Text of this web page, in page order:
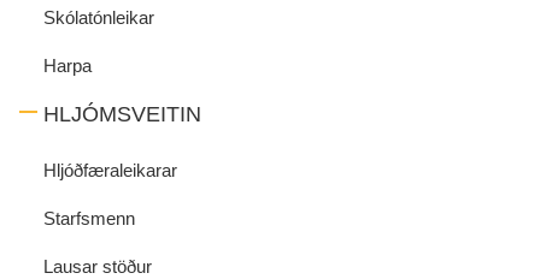
Skólatónleikar
Harpa
HLJÓMSVEITIN
Hljóðfæraleikarar
Starfsmenn
Lausar stöður